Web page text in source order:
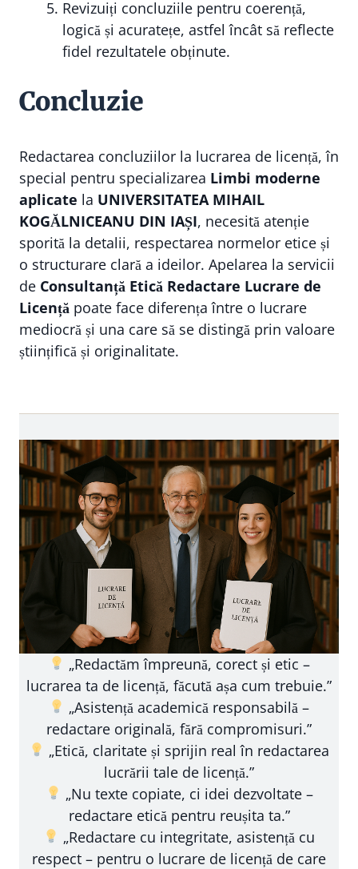
Revizuiți concluziile pentru coerență,
logică și acuratețe, astfel încât să reflecte
fidel rezultatele obținute.
Concluzie
Redactarea concluziilor la lucrarea de licență, în
special pentru specializarea Limbi moderne
aplicate la UNIVERSITATEA MIHAIL
KOGĂLNICEANU DIN IAȘI, necesită atenție
sporită la detalii, respectarea normelor etice și
o structurare clară a ideilor. Apelarea la servicii
de Consultanță Etică Redactare Lucrare de
Licență poate face diferența între o lucrare
mediocră și una care să se distingă prin valoare
științifică și originalitate.
„Redactăm împreună, corect și etic –
lucrarea ta de licență, făcută așa cum trebuie.”
„Asistență academică responsabilă –
redactare originală, fără compromisuri.”
„Etică, claritate și sprijin real în redactarea
lucrării tale de licență.”
„Nu texte copiate, ci idei dezvoltate –
redactare etică pentru reușita ta.”
„Redactare cu integritate, asistență cu
respect – pentru o lucrare de licență de care